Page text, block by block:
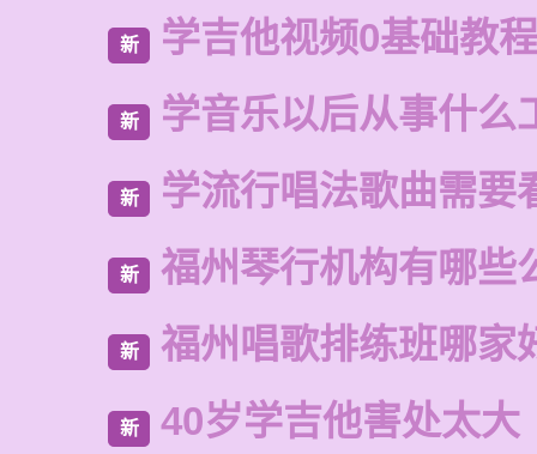
新 学吉他视频0基础教
新 学音乐以后从事什么
新 学流行唱法歌曲需要
新 福州琴行机构有哪些
新 福州唱歌排练班哪家
新 40岁学吉他害处太大